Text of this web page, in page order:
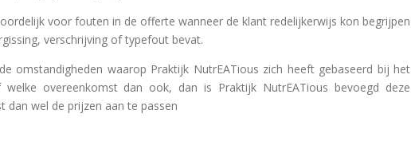
voor fouten in de offerte wanneer de klant redelijkerwijs kon begrijpen
verschrijving of typefout bevat.
omstandigheden waarop Praktijk NutrEATious zich heeft gebaseerd bij het
overeenkomst dan ook, dan is Praktijk NutrEATious bevoegd deze
dan wel de prijzen aan te passen